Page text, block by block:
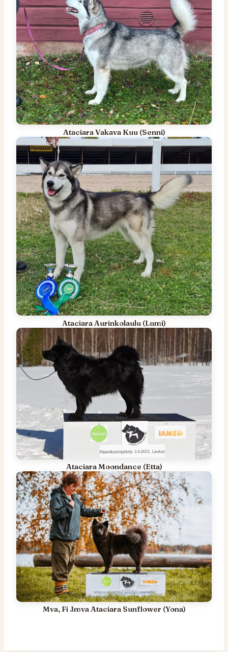
Ataciara Vakava Kuu (Senni)
Ataciara Aurinkolaulu (Lumi)
Ataciara Moondance (Etta)
Mva, Fi Jmva Ataciara Sunflower (Yona)